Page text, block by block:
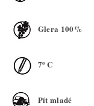
Glera 100%
7º C
Pít mladé